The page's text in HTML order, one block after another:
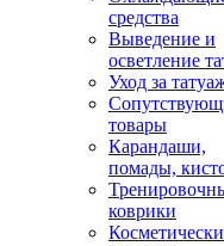
средства
Выведение и
осветление
Уход за
товары
Карандаши,
помады,
коврики